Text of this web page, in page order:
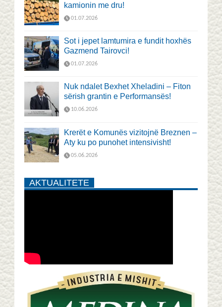
kamionin me dru!
01.07.2026
Sot i jepet lamtumira e fundit hoxhës
Gazmend Tairovci!
01.07.2026
Nuk ndalet Bexhet Xheladini – Fiton
sërish grantin e Performansës!
10.06.2026
Krerët e Komunës vizitojnë Breznen –
Aty ku po punohet intensivisht!
05.06.2026
AKTUALITETE